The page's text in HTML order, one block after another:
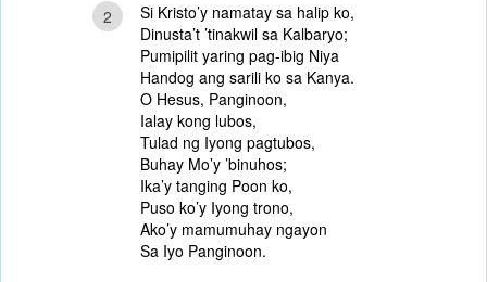
2
Si Kristo’y namatay sa halip ko,
Dinusta’t ’tinakwil sa Kalbaryo;
Pumipilit yaring pag-ibig Niya
Handog ang sarili ko sa Kanya.
O Hesus, Panginoon,
Ialay kong lubos,
Tulad ng Iyong pagtubos,
Buhay Mo’y ’binuhos;
Ika’y tanging Poon ko,
Puso ko’y Iyong trono,
Ako’y mamumuhay ngayon
Sa Iyo Panginoon.